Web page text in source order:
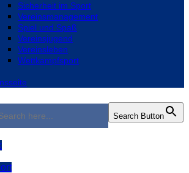
Sicherheit im Sport
Vereinsmanagement
Spiel und Spaß
Vereinsjugend
Vereinsleben
Wettkampfsport
Search Button